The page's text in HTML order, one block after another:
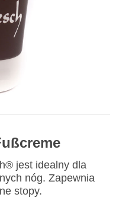
jest idealny dla
nóg. Zapewnia
stopy.